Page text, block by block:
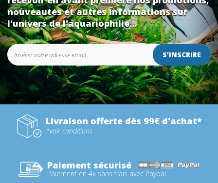
nouveautés et autres informations sur
l'univers de l'aquariophilie...
S’INSCRIRE
Livraison offerte dès 99€ d'achat*
*voir conditions
Paiement sécurisé
Paiement en 4x sans frais avec Paypal